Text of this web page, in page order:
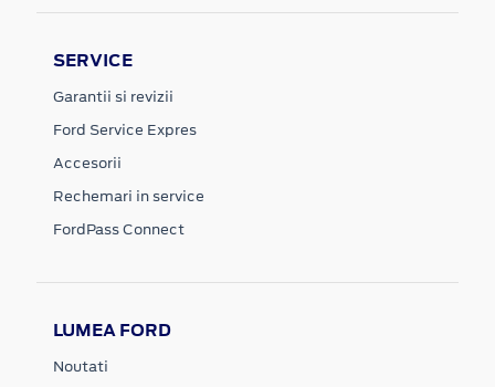
SERVICE
Garantii si revizii
Ford Service Expres
Accesorii
Rechemari in service
FordPass Connect
LUMEA FORD
Noutati